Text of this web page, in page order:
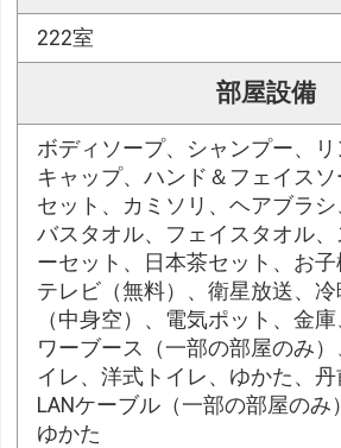
222室
部屋設備
ボディソープ、シャンプー、
キャップ、ハンド＆フェイス
セット、カミソリ、ヘアブラシ
バスタオル、フェイスタオル
ーセット、日本茶セット、お子
テレビ（無料）、衛星放送、
（中身空）、電気ポット、金
ワーブース（一部の部屋のみ
イレ、洋式トイレ、ゆかた、丹
LANケーブル（一部の部屋のみ
ゆかた